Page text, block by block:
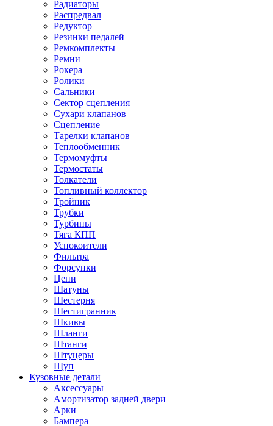
Радиаторы
Распредвал
Редуктор
Резинки педалей
Ремкомплекты
Ремни
Рокера
Ролики
Сальники
Сектор сцепления
Сухари клапанов
Сцепление
Тарелки клапанов
Теплообменник
Термомуфты
Термостаты
Толкатели
Топливный коллектор
Тройник
Трубки
Турбины
Тяга КПП
Успокоители
Фильтра
Форсунки
Цепи
Шатуны
Шестерня
Шестигранник
Шкивы
Шланги
Штанги
Штуцеры
Щуп
Кузовные детали
Аксессуары
Амортизатор задней двери
Арки
Бампера